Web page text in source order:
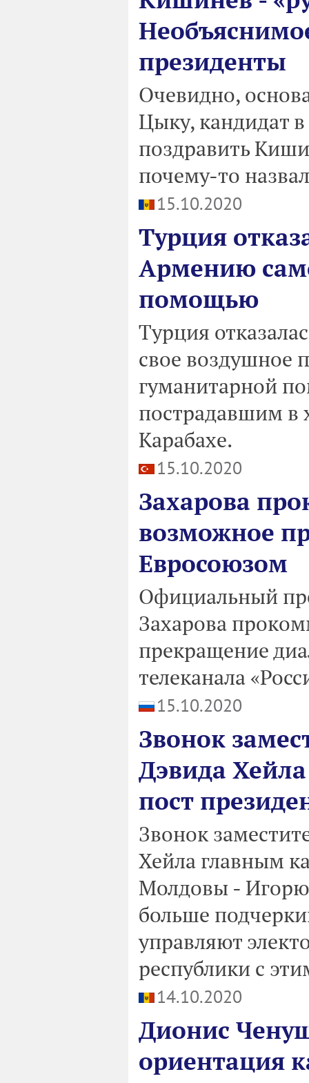
президенты
Очевидно,
Цыку, кандидат
поздравить
почему-то
15.10.2020
Турция
Армению
помощью
Турция
свое воздушное
гуманитарной
пострадавшим в
Карабахе.
15.10.2020
Захарова
возможное
Евросоюзом
Официальный
Захарова
прекращение
телеканала
15.10.2020
Звонок
Дэвида
пост
Звонок
Хейла главным
Молдовы -
больше
управляют
республики с
14.10.2020
Дионис
ориентация